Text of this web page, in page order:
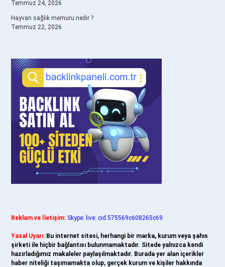
Temmuz 24, 2026
Hayvan sağlık memuru nedir ?
Temmuz 22, 2026
Reklam ve İletişim: Skype: live:.cid.575569c608265c69
Yasal Uyarı: Bu internet sitesi, herhangi bir marka, kurum veya şahıs
şirketi ile hiçbir bağlantısı bulunmamaktadır. Sitede yalnızca kendi
hazırladığımız makaleler paylaşılmaktadır. Burada yer alan içerikler
haber niteliği taşımamakta olup, gerçek kurum ve kişiler hakkında